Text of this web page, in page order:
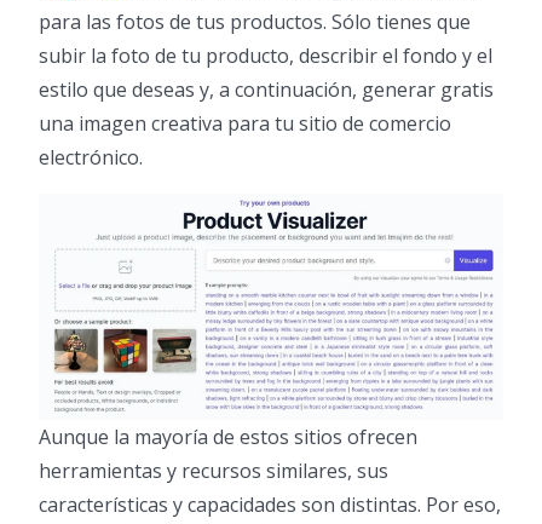
para las fotos de tus productos. Sólo tienes que
subir la foto de tu producto, describir el fondo y el
estilo que deseas y, a continuación, generar gratis
una imagen creativa para tu sitio de comercio
electrónico.
Aunque la mayoría de estos sitios ofrecen
herramientas y recursos similares, sus
características y capacidades son distintas. Por eso,